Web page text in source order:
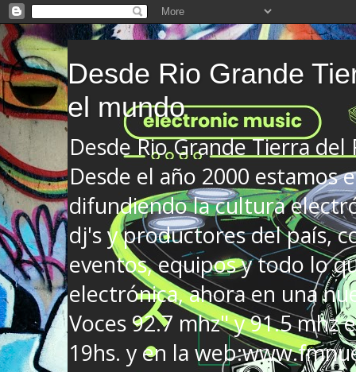
Desde Rio Grande
el mundo
Desde Rio Grande Tierra
Desde el año 2000 estamos
difundiendo la cultura
dj's y productores del país,
eventos, equipos y todo lo
electrónica, ahora en una
Voces 92.7 mhz" y 91.5 mhz
19hs. y en la